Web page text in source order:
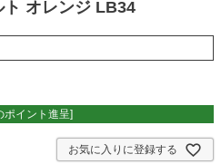
オレンジ LB34
ポイント進呈]
お気に入りに登録する